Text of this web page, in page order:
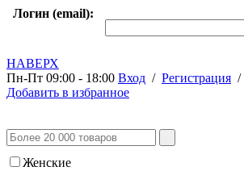
Логин (email):
НАВЕРХ
Пн-Пт 09:00 - 18:00 Вход / Регистрация /
Добавить в избранное
Женские